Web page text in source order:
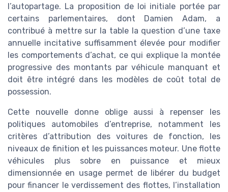
l’autopartage. La proposition de loi initiale portée par
certains parlementaires, dont Damien Adam, a
contribué à mettre sur la table la question d’une taxe
annuelle incitative suffisamment élevée pour modifier
les comportements d’achat, ce qui explique la montée
progressive des montants par véhicule manquant et
doit être intégré dans les modèles de coût total de
possession.
Cette nouvelle donne oblige aussi à repenser les
politiques automobiles d’entreprise, notamment les
critères d’attribution des voitures de fonction, les
niveaux de finition et les puissances moteur. Une flotte
véhicules plus sobre en puissance et mieux
dimensionnée en usage permet de libérer du budget
pour financer le verdissement des flottes, l’installation